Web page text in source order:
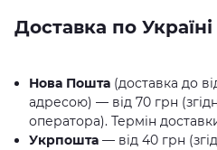
Доставка по Україні
Нова Пошта (доставка до
адресою) — від 70 грн
оператора). Термін
Укрпошта — від 40 грн